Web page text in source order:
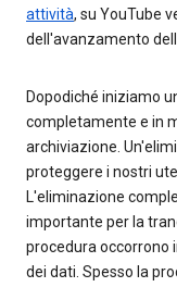
attività, su YouTube
dell'avanzamento
Dopodiché iniziamo
completamente e in
archiviazione.
proteggere i nostri
L'eliminazione
importante per la
procedura occorrono
dei dati. Spesso la